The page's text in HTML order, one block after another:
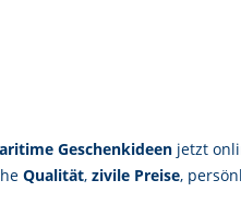
Geschenkideen jetzt
Qualität, zivile Preise,